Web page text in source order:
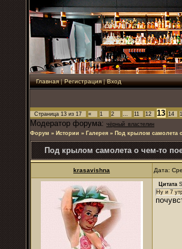
Главная|Регистрация|Вход
Страница 13 из 17 « 1 2 … 11 12 13 14
Модератор форума: чёрный_властелин
Форум » Истории » Галерея » Под крылом самолета
Под крылом самолета о чем-то
krasavishna Дата:
Цитата
Ну и 7